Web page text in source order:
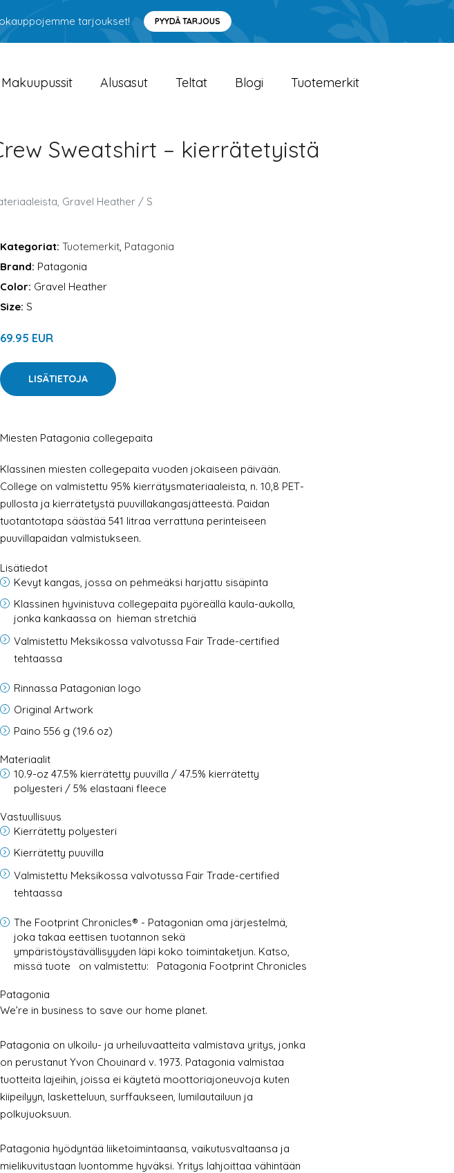
tarjoukset! PYYDÄ TARJOUS
Makuupussit Alusasut Teltat Blogi Tuotemerkit
Sweatshirt – kierrätetyistä
Gravel Heather / S
Kategoriat: Tuotemerkit, Patagonia
Brand: Patagonia
Color: Gravel Heather
Size: S
69.95 EUR
LISÄTIETOJA
Miesten Patagonia collegepaita
Klassinen miesten collegepaita vuoden jokaiseen päivään.
College on valmistettu 95% kierrätysmateriaaleista, n. 10,8 PET-
pullosta ja kierrätetystä puuvillakangasjätteestä. Paidan
tuotantotapa säästää 541 litraa verrattuna perinteiseen
puuvillapaidan valmistukseen.
Lisätiedot
Kevyt kangas, jossa on pehmeäksi harjattu sisäpinta
Klassinen hyvinistuva collegepaita pyöreällä kaula-aukolla,
jonka kankaassa on hieman stretchiä
Valmistettu Meksikossa valvotussa Fair Trade-certified
tehtaassa
Rinnassa Patagonian logo
Original Artwork
Paino 556 g (19.6 oz)
Materiaalit
10.9-oz 47.5% kierrätetty puuvilla / 47.5% kierrätetty
polyesteri / 5% elastaani fleece
Vastuullisuus
Kierrätetty polyesteri
Kierrätetty puuvilla
Valmistettu Meksikossa valvotussa Fair Trade-certified
tehtaassa
The Footprint Chronicles® - Patagonian oma järjestelmä,
joka takaa eettisen tuotannon sekä
ympäristöystävällisyyden läpi koko toimintaketjun. Katso,
missä tuote
on valmistettu: Patagonia Footprint Chronicles
Patagonia
We’re in business to save our home planet.
Patagonia on ulkoilu- ja urheiluvaatteita valmistava yritys, jonka
on perustanut Yvon Chouinard v. 1973. Patagonia valmistaa
tuotteita lajeihin, joissa ei käytetä moottoriajoneuvoja kuten
kiipeilyyn, lasketteluun, surffaukseen, lumilautailuun ja
polkujuoksuun.
Patagonia hyödyntää liiketoimintaansa, vaikutusvaltaansa ja
mielikuvitustaan luontomme hyväksi. Yritys lahjoittaa vähintään